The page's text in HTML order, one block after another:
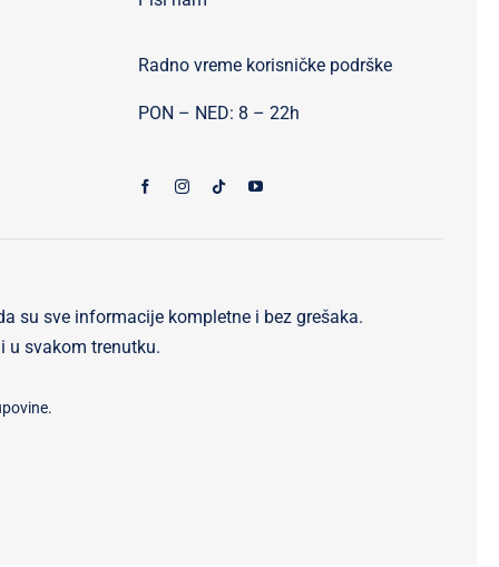
Radno vreme korisničke podrške
PON – NED: 8 – 22h
su sve informacije kompletne i bez grešaka.
u svakom trenutku.
.